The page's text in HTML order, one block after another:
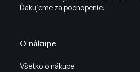
O nákupe
Všetko o nákupe
Ďakujeme za pochopenie.